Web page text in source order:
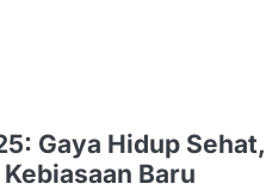
Gaya Hidup Sehat,
Baru